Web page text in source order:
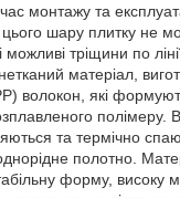
монтажу та
цього шару плитку не
тріщини по
матеріал,
волокон, які
полімеру.
та термічно
полотно.
форму, високу